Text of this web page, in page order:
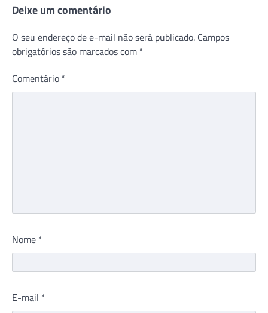
Deixe um comentário
O seu endereço de e-mail não será publicado. Campos
obrigatórios são marcados com *
Comentário *
Nome *
E-mail *